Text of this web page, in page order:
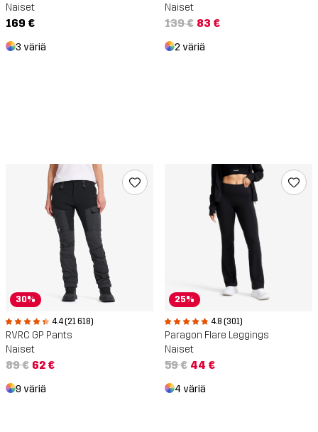
Naiset
169 €
3 väriä
Naiset
139 € 83 €
2 väriä
30%
4.4 (21 618)
RVRC GP Pants
Naiset
89 € 62 €
9 väriä
25%
4.8 (301)
Paragon Flare Leggings
Naiset
59 € 44 €
4 väriä